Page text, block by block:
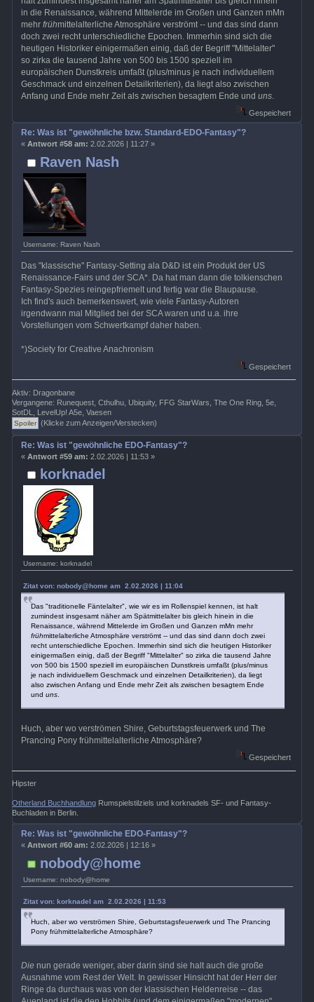
in die Renaissance, während Mittelerde im Großen und Ganzen mMn
mehr frühmittelalterliche Atmosphäre verströmt -- und das sind dann
doch zwei recht unterschiedliche Epochen. Immerhin sind sich die
heutigen Historiker einigermaßen einig, daß der Begriff "Mittelalter"
so zirka die tausend Jahre von 500 bis 1500 speziell im
europäischen Dunstkreis umfaßt (plus/minus je nach individuellem
Geschmack und einzelnen Detailkriterien), da liegt also zwischen
Anfang und Ende mehr Zeit als zwischen besagtem Ende und uns.
Gespeichert
Raven Nash
Username: Raven Nash
Re: Was ist "gewöhnliche bzw. Standard-EDO-Fantasy"?
« Antwort #58 am: 2.02.2026 | 11:27 »
Das "klassische" Fantasy-Setting ala D&D ist ein Produkt der US
Renaissance-Fairs und der SCA*. Da hat man dann die tolkienschen
Fantasy-Spezies reingepfriemelt und fertig war die Blaupause.
Ich find's auch bemerkenswert, wie viele Fantasy-Autoren
irgendwann mal Mitglied bei der SCA waren und u.a. ihre
Vorstellungen vom Schwertkampf daher haben.
*)Society for Creative Anachronism
Gespeichert
Aktiv: Dragonbane
Vergangene: Runequest, Cthulhu, Ubiquity, FFG StarWars, The One Ring, 5e,
SotDL, LevelUp! A5e, Vaesen
(Klicke zum Anzeigen/Verstecken)
korknadel
Username: korknadel
Re: Was ist "gewöhnliche EDO-Fantasy"?
« Antwort #59 am: 2.02.2026 | 11:53 »
Zitat von: nobody@home am 2.02.2026 | 11:04
Das "traditionelle Fäntelalter", wie wir es im Rollenspiel kennen, ist halt
zumindest insgesamt näher am Spätmittelalter bis gleich hinein in die
Renaissance, während Mittelerde im Großen und Ganzen mMn mehr
frühmittelalterliche Atmosphäre verströmt -- und das sind dann doch zwei
recht unterschiedliche Epochen. Immerhin sind sich die heutigen Historiker
einigermaßen einig, daß der Begriff "Mittelalter" so zirka die tausend Jahre
von 500 bis 1500 speziell im europäischen Dunstkreis umfaßt (plus/minus
je nach individuellem Geschmack und einzelnen Detailkriterien), da liegt
also zwischen Anfang und Ende mehr Zeit als zwischen besagtem Ende
und uns.
Huch, aber wo verströmen Shire, Geburtstagsfeuerwerk und The
Prancing Pony frühmittelalterliche Atmosphäre?
Gespeichert
Hipster
Otherland Buchhandlung Rumspielstilziels und korknadels SF- und Fantasy-
Buchladen in Berlin.
nobody@home
Username: nobody@home
Re: Was ist "gewöhnliche EDO-Fantasy"?
« Antwort #60 am: 2.02.2026 | 12:16 »
Zitat von: korknadel am 2.02.2026 | 11:53
Huch, aber wo verströmen Shire, Geburtstagsfeuerwerk und The Prancing
Pony frühmittelalterliche Atmosphäre?
Dienun gerade weniger, aber darin sind sie halt auch die große
Ausnahme vom Rest der Welt. In gewisser Hinsicht hat der Herr der
Ringe da durchaus was von der klassischen Heldenreise -- das